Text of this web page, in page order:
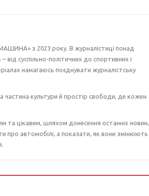
з 2023 року. В журналістиці понад
від суспільно-політичних до спортивних і
намагаюсь поєднувати журналістську
культури й простір свободи, де кожен
цікавим, шляхом донесення останніх новин,
про автомобілі, а показати, як вони змінюють